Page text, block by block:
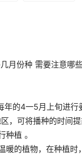
年的4一5月上旬进行
，可将播种的时间
种植 。
暖的植物，在种植时